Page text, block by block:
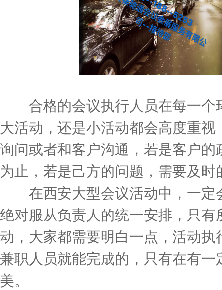
合格的会议执行人员在每一个
大活动，还是小活动都会高度重
询问或者和客户沟通，若是客户
为止，若是己方的问题，需要及
在西安大型会议活动中，一定
绝对服从负责人的统一安排，只
动，大家都需要明白一点，活动
兼职人员就能完成的，只有在有
美。